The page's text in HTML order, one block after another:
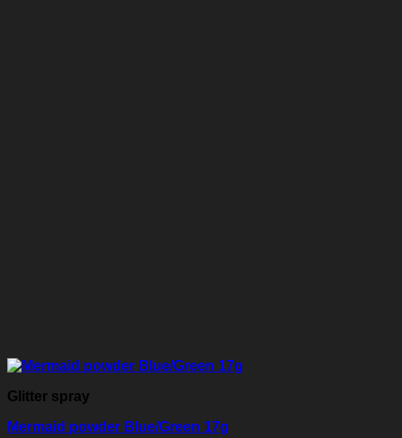
Glitter spray
Mermaid powder Blue/Green 17g